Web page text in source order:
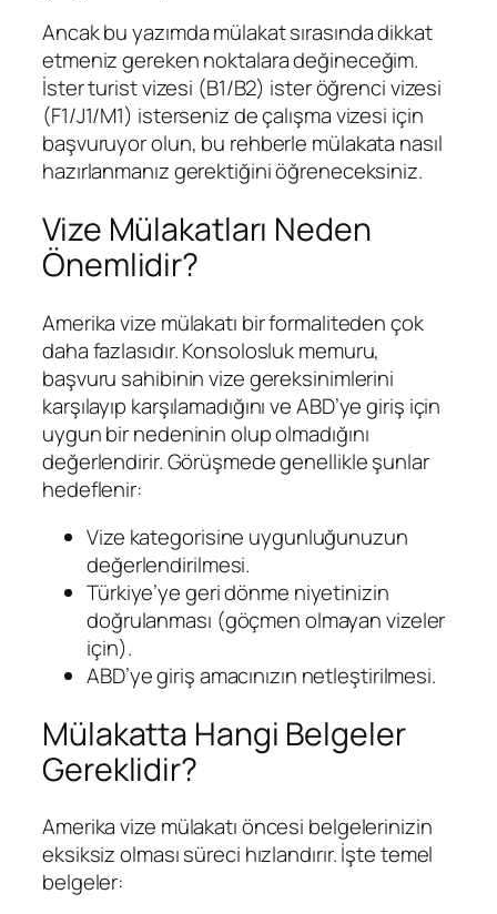
Ancak bu yazımda mülakat sırasında dikkat
etmeniz gereken noktalara değineceğim.
İster turist vizesi (B1/B2) ister öğrenci vizesi
(F1/J1/M1) isterseniz de çalışma vizesi için
başvuruyor olun, bu rehberle mülakata nasıl
hazırlanmanız gerektiğini öğreneceksiniz.
Vize Mülakatları Neden
Önemlidir?
Amerika vize mülakatı bir formaliteden çok
daha fazlasıdır. Konsolosluk memuru,
başvuru sahibinin vize gereksinimlerini
karşılayıp karşılamadığını ve ABD’ye giriş için
uygun bir nedeninin olup olmadığını
değerlendirir. Görüşmede genellikle şunlar
hedeflenir:
Vize kategorisine uygunluğunuzun
değerlendirilmesi.
Türkiye’ye geri dönme niyetinizin
doğrulanması (göçmen olmayan vizeler
için).
ABD’ye giriş amacınızın netleştirilmesi.
Mülakatta Hangi Belgeler
Gereklidir?
Amerika vize mülakatı öncesi belgelerinizin
eksiksiz olması süreci hızlandırır. İşte temel
belgeler: